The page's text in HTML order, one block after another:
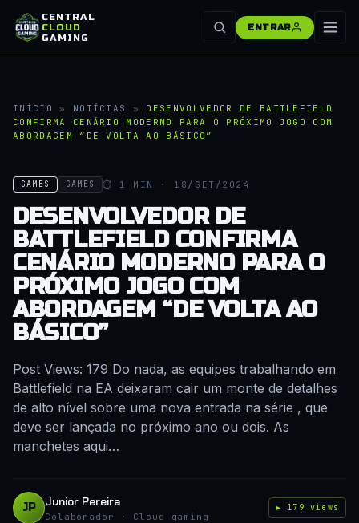
CENTRAL
CLOUD
GAMING
ENTRAR
INÍCIO » NOTÍCIAS » DESENVOLVEDOR DE BATTLEFIELD
CONFIRMA CENÁRIO MODERNO PARA O PRÓXIMO JOGO COM
ABORDAGEM “DE VOLTA AO BÁSICO”
GAMES GAMES ⏱ 1 MIN · 18/SET/2024
DESENVOLVEDOR DE
BATTLEFIELD CONFIRMA
CENÁRIO MODERNO PARA O
PRÓXIMO JOGO COM
ABORDAGEM “DE VOLTA AO
BÁSICO”
Post Views: 179 Do nada, as equipes trabalhando em
Battlefield na EA deixaram cair um monte de detalhes
de alto nível sobre uma nova entrada na série , que
deve ser lançada no próximo ano ou dois. As
manchetes aqui…
JP Junior Pereira
Colaborador · Cloud gaming
▶ 179 views